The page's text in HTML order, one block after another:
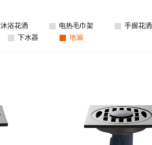
沐浴花洒 电热毛巾架 手握花洒
下水器 地漏